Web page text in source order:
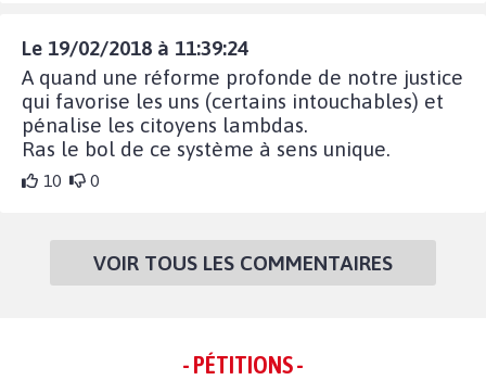
Le 19/02/2018 à 11:39:24
A quand une réforme profonde de notre justice
qui favorise les uns (certains intouchables) et
pénalise les citoyens lambdas.
Ras le bol de ce système à sens unique.
10 0
VOIR TOUS LES COMMENTAIRES
- PÉTITIONS -